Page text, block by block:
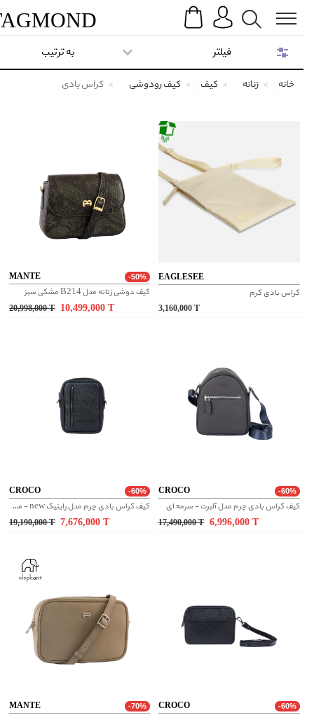
Search
TAGMOND
به ترتیب
خانه زنانه کیف کیف رودوشی کراس بادی
MANTE -50%
کیف دوشی زنانه مدل B214 مشکی سبز
20,998,000 T 10,499,000
EAGLESEE
کراس بادی کرم
3,160,000
CROCO -60%
کیف کراس بادی چرم مدل راینیک new - مشکی
19,190,000 T 7,676,000
CROCO -60%
کیف کراس بادی چرم مدل آلبرت - سرمه ای
17,490,000 T 6,996,000
MANTE -70% CROCO -60%
فیلتر